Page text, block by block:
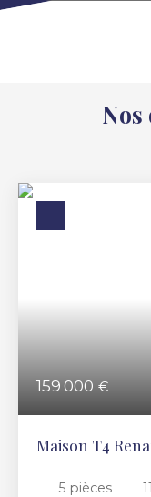
159 000 €
Maison T4
5 pièces